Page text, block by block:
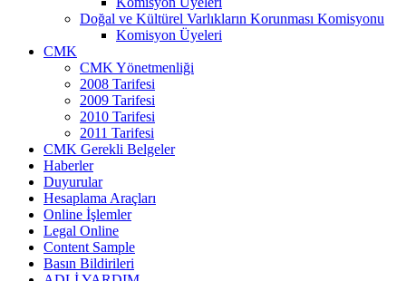
Doğal ve Kültürel Varlıkların Korunması Komisyonu
Komisyon Üyeleri
CMK
CMK Yönetmenliği
2008 Tarifesi
2009 Tarifesi
2010 Tarifesi
2011 Tarifesi
CMK Gerekli Belgeler
Haberler
Duyurular
Hesaplama Araçları
Online İşlemler
Legal Online
Content Sample
Basın Bildirileri